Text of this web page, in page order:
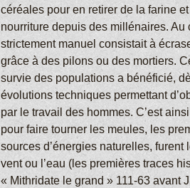
céréales pour en retirer de la farine
nourriture depuis des millénaires. Au
strictement manuel consistait à
grâce à des pilons ou des mortiers.
survie des populations a bénéficié,
évolutions techniques permettant
par le travail des hommes. C’est
pour faire tourner les meules, les
sources d’énergies naturelles,
vent ou l’eau (les premières traces
« Mithridate le grand » 111-63 avant